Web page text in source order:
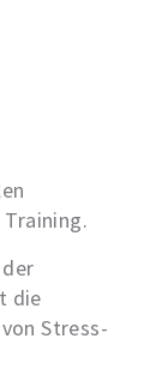
die
Stress-